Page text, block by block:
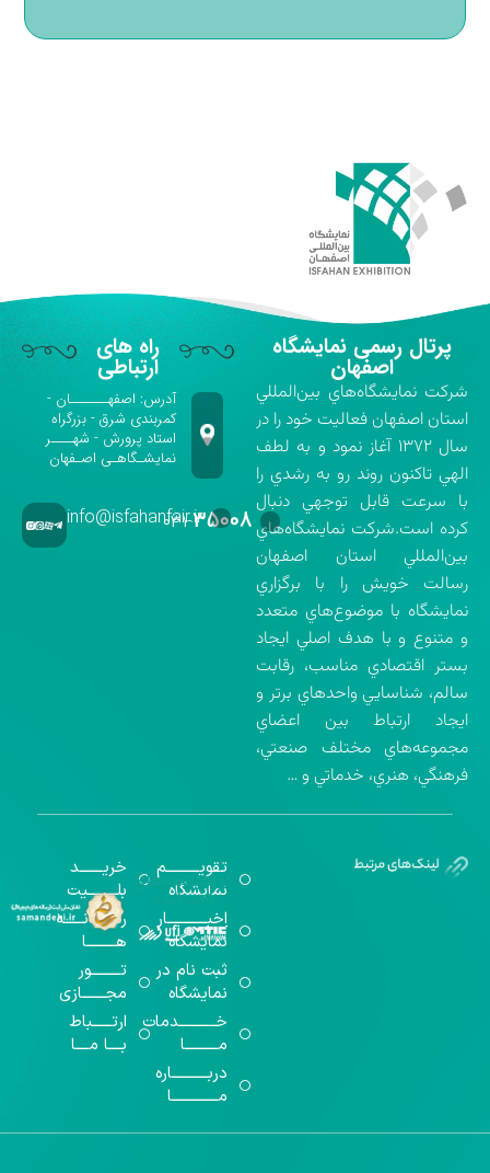
پرتال رسمی نمایشگاه
اصفهان
شركت نمايشگاه‌هاي بين‌المللي
استان اصفهان فعاليت خود را در
سال ۱۳۷۲ آغاز نمود و به لطف
الهي تاكنون روند رو به رشدي را
با سرعت قابل توجهي دنبال
كرده است.شركت نمايشگاه‌هاي
بين‌المللي استان اصفهان
رسالت خويش را با برگزاري
نمايشگاه با موضوع‌هاي متعدد
و متنوع و با هدف اصلي ايجاد
بستر اقتصادي مناسب، رقابت
سالم، شناسايي واحدهاي برتر و
ايجاد ارتباط بين اعضاي
مجموعه‌هاي مختلف صنعتي،
فرهنگي، هنري، خدماتي و …
راه های
ارتباطی
آدرس: اصفهـــــــان -
کمربندی شرق - بزرگراه
استاد پرورش - شهــــر
نمایشـگاهـی اصـفهان
۰۳۱-۳۵۰۰۸info@isfahanfair.ir
تقویــــــــــم
نمایشگاه
اخبــــــــــــار
نمایشگاه
ثبت نام در
نمایشگاه
خـــــــــــدمات
مــــــــــا
دربـــــــــــاره
مــــــــــــــا
خریـــــــد
بلـــــــــیت
رســـــانــــــه
هـــــــــا
تـــــــــور
مجـــــــازی
ارتــــــباط
بــــا مــــا
گواهینامه‌های
اخذ شده